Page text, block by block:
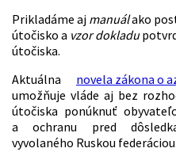
Prikladáme aj manuálako
útočisko a vzor dokladu
útočiska.
Aktuálna novela zákona o
umožňuje vláde aj bez
útočiska ponúknuť
a ochranu pred
vyvolaného Ruskou federáciou.